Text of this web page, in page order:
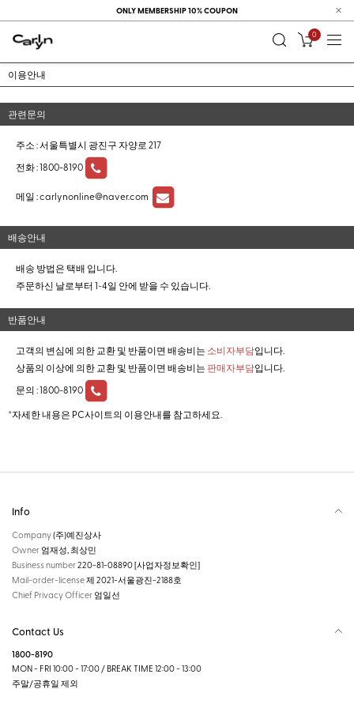
ONLY MEMBERSHIP 10% COUPON
0
이용안내
관련문의
주소 : 서울특별시 광진구 자양로 217
전화 :1800-8190
메일 :carlynonline@naver.com
배송안내
배송 방법은 택배 입니다.
주문하신 날로부터 1~4일 안에 받을 수 있습니다.
반품안내
고객의 변심에 의한 교환 및 반품이면 배송비는 소비자부담입니다.
상품의 이상에 의한 교환 및 반품이면 배송비는 판매자부담입니다.
문의 :1800-8190
*자세한 내용은 PC사이트의 이용안내를 참고하세요.
Info
Company(주)예진상사
Owner 엄재성, 최상민
Business number220-81-08890[사업자정보확인]
Mail-order-license제 2021-서울광진-2188호
Chief Privacy Officer 엄일선
Contact Us
1800-8190
MON - FRI 10:00 - 17:00 / BREAK TIME 12:00 - 13:00
주말/공휴일 제외